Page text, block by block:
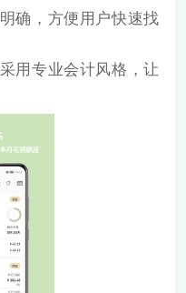
确，方便用户快速找
用专业会计风格，让